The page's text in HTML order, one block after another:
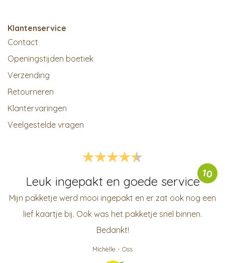
Klantenservice
Contact
Openingstijden boetiek
Verzending
Retourneren
Klantervaringen
Veelgestelde vragen
10
Leuk ingepakt en goede service
Mijn pakketje werd mooi ingepakt en er zat ook nog een
lief kaartje bij. Ook was het pakketje snel binnen.
Bedankt!
Michèlle - Oss